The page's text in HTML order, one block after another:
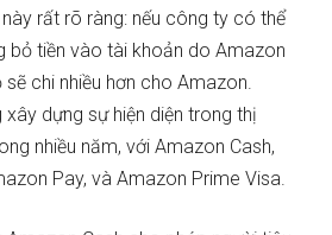
này rất rõ ràng: nếu công ty có thể
bỏ tiền vào tài khoản do Amazon
chi nhiều hơn cho Amazon.
dựng sự hiện diện trong thị
nhiều năm, với Amazon Cash,
Pay, và Amazon Prime Visa.